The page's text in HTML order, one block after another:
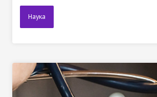
Наука